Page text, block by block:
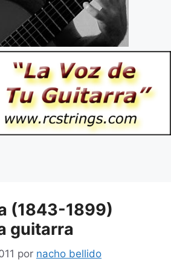
(1843-1899)
guitarra
por nacho bellido